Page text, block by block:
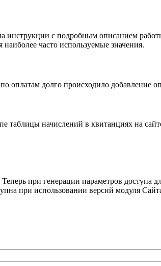
с подробным описанием
часто используемые значения.
оплатам долго происходило добавление
таблицы начислений в квитанциях на
при генерации параметров доступа
при использовании версий модуля